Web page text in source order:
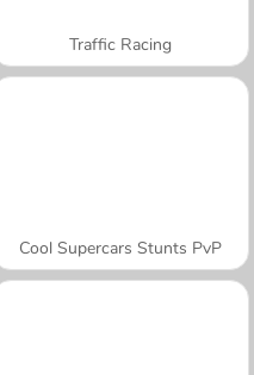
Traffic Racing
Cool Supercars Stunts PvP